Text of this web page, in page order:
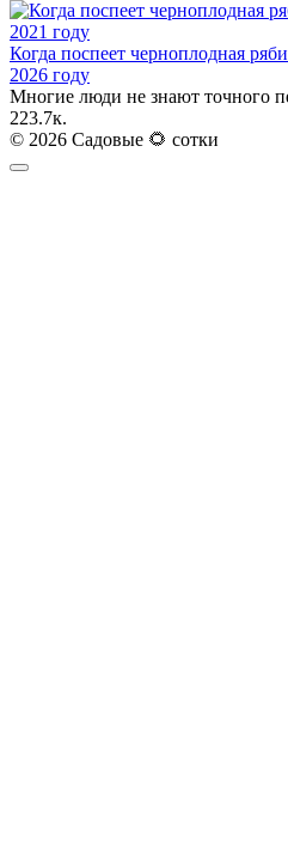
Когда поспеет черноплодная
2026 году
Многие люди не знают точного
223.7к.
© 2026 Садовые 🌻 сотки